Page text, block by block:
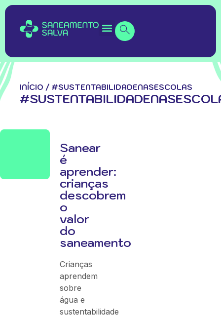
INÍCIO / #SUSTENTABILIDADENASESCOLAS
Sanear
é
aprender:
crianças
descobrem
o
valor
do
saneamento
Crianças
aprendem
sobre
água e
sustentabilidade